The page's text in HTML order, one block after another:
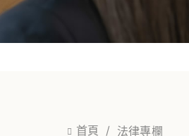
首頁 法律專欄